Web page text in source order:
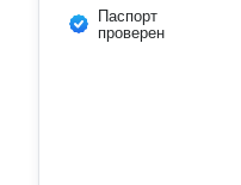
Паспорт
проверен